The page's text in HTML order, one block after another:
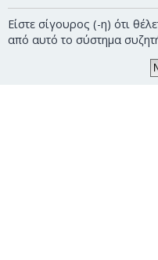
Είστε σίγουρος (-η) ότι
από αυτό το σύστημα